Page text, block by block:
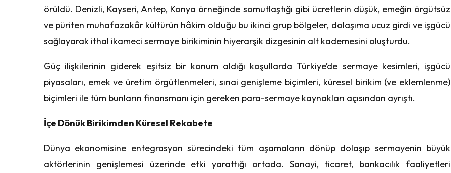
örüldü. Denizli, Kayseri, Antep, Konya örneğinde somutlaştığı gibi ücretlerin düşük, emeğin örgütsüz
ve püriten muhafazakâr kültürün hâkim olduğu bu ikinci grup bölgeler, dolaşıma ucuz girdi ve işgücü
sağlayarak ithal ikameci sermaye birikiminin hiyerarşik dizgesinin alt kademesini oluşturdu.
Güç ilişkilerinin giderek eşitsiz bir konum aldığı koşullarda Türkiye’de sermaye kesimleri, işgücü
piyasaları, emek ve üretim örgütlenmeleri, sınai genişleme biçimleri, küresel birikim (ve eklemlenme)
biçimleri ile tüm bunların finansmanı için gereken para-sermaye kaynakları açısından ayrıştı.
İçe Dönük Birikimden Küresel Rekabete
Dünya ekonomisine entegrasyon sürecindeki tüm aşamaların dönüp dolaşıp sermayenin büyük
aktörlerinin genişlemesi üzerinde etki yarattığı ortada. Sanayi, ticaret, bankacılık faaliyetleri